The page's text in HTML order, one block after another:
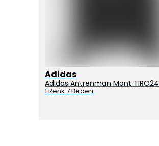
Adidas
1 Renk 7 Beden